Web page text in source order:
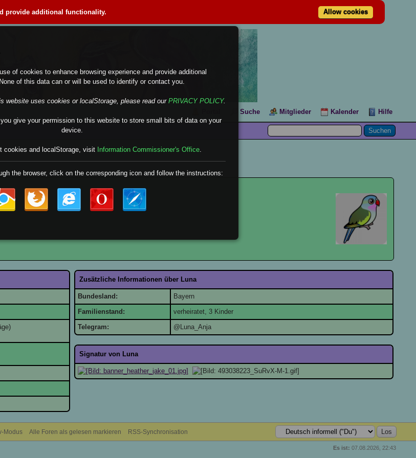
Suche Mitglieder Kalender Hilfe
Zusätzliche Informationen über Luna
Bundesland:
Bayern
Familienstand:
verheiratet, 3 Kinder
Telegram:
@Luna_Anja
Signatur von Luna
Modus Alle Foren als gelesen markieren RSS-Synchronisation
Es ist: 07.08.2026, 22:43
of cookies to enhance browsing experience and provide additional
of this data can or will be used to identify or contact you.
website uses cookies or localStorage, please read our PRIVACY POLICY.
you give your permission to this website to store small bits of data on your
device.
cookies and localStorage, visit Information Commissioner's Office.
the browser, click on the corresponding icon and follow the instructions:
provide additional functionality. Allow cookies